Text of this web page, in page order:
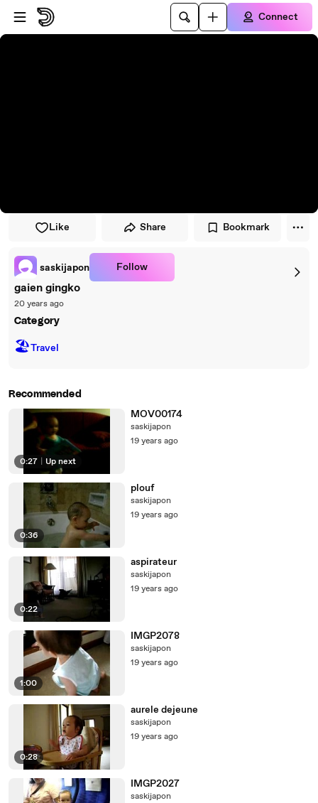
Skip to player
Skip to main content
Connect
Like Share Bookmark
saskijapon Follow
gaien gingko
20 years ago
Category
🏖Travel
Recommended
0:27 Up next
MOV00174
saskijapon
19 years ago
0:36
plouf
saskijapon
19 years ago
0:22
aspirateur
saskijapon
19 years ago
1:00
IMGP2078
saskijapon
19 years ago
0:28
aurele dejeune
saskijapon
19 years ago
IMGP2027
saskijapon